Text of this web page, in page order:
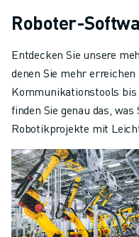
Roboter-
Entdecken Sie unsere
denen Sie mehr
Kommunikationstools
finden Sie genau das,
Robotikprojekte mit